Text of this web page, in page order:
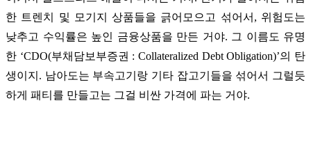
한 트렌치 및 모기지 상품들을 긁어모으고 섞어서, 위험도는
낮추고 수익률은 높인 금융상품을 만든 거야. 그 이름도 유명
한 ‘CDO(부채담보부증권 : Collateralized Debt Obligation)’의 탄
생이지. 남아도는 부속고기랑 기타 잡고기들을 섞어서 그럴듯
하게 패티를 만들고는 그걸 비싼 가격에 파는 거야.